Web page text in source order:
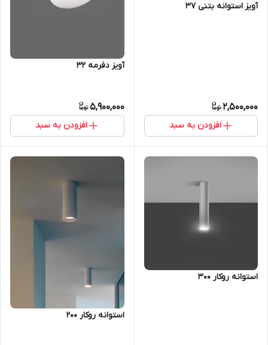
آویز استوانه بتنی 37
2,500,000
افزودن به سبد
آویز دفرمه 32
5,900,000
افزودن به سبد
استوانه روکار 300
استوانه روکار 200